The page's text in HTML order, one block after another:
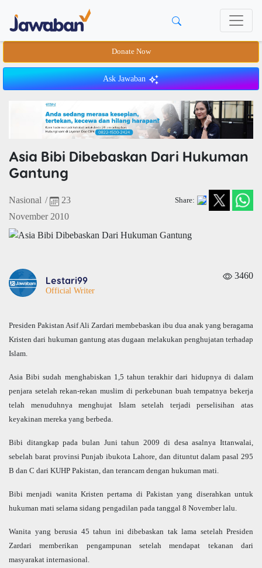
Donate Now
Ask Jawaban
Asia Bibi Dibebaskan Dari Hukuman
Gantung
Nasional /
23
November 2010
Share:
Lestari99
Official Writer
3460
Presiden Pakistan Asif Ali Zardari membebaskan ibu dua anak yang beragama
Kristen dari hukuman gantung atas dugaan melakukan penghujatan terhadap
Islam.
Asia Bibi sudah menghabiskan 1,5 tahun terakhir dari hidupnya di dalam
penjara setelah rekan-rekan muslim di perkebunan buah tempatnya bekerja
telah menuduhnya menghujat Islam setelah terjadi perselisihan atas
keyakinan mereka yang berbeda.
Bibi ditangkap pada bulan Juni tahun 2009 di desa asalnya Ittanwalai,
sebelah barat provinsi Punjab ibukota Lahore, dan dituntut dalam pasal 295
B dan C dari KUHP Pakistan, dan terancam dengan hukuman mati.
Bibi menjadi wanita Kristen pertama di Pakistan yang diserahkan untuk
hukuman mati selama sidang pengadilan pada tanggal 8 November lalu.
Wanita yang berusia 45 tahun ini dibebaskan tak lama setelah Presiden
Zardari memberikan pengampunan setelah mendapat tekanan dari
masyarakat internasional.